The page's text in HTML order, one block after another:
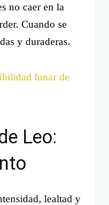
no caer en la
Cuando se
y duraderas.
lunar de
Leo:
lealtad y